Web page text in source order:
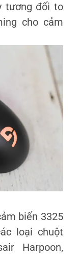
tương đối to
cho cảm
biến 3325
loại chuột
Harpoon,